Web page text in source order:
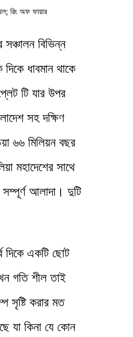
রিং অফ ফায়ার
বিভিন্ন
ধাবমান থাকে
টি যার উপর
সহ দক্ষিণ
৬৬ মিলিয়ন বছর
মহাদেশের সাথে
আলাদা। দুটি
দিকে একটি ছোট
গতি শীল তাই
সৃষ্টি করার মত
যা কিনা যে কোন